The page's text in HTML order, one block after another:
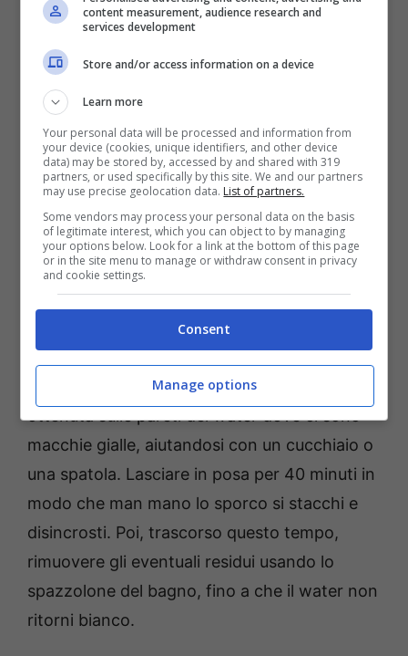
Si tratta infatti di:acido citrico, bicarbonato
di sodio, succo di limone e detersivo per
piatti.
Questi sono ingredienti spesso usati
per svolgere le faccende domestiche in
maniera naturale e sostenibile, o da soli o
combinati fra loro come in questo caso. Le
proporzioni da usare per togliere le macchie
gialle nel water sono: mezza tazza di acido
citrico, mezza tazza di bicarbonato di sodio,
succo di un limone e qualche goccia di
Sarà sufficiente mescolare tutti gli ingredienti
in un contenitore e applicare la miscela
ottenuta sulle pareti del water dove ci sono
macchie gialle, aiutandosi con un cucchiaio o
una spatola. Lasciare in posa per 40 minuti in
modo che man mano lo sporco si stacchi e
disincrosti. Poi, trascorso questo tempo,
rimuovere gli eventuali residui usando lo
spazzolone del bagno, fino a che il water non
ritorni bianco.
content measurement, audience research and
services development
Store and/or access information on a device
Learn more
Your personal data will be processed and information from
your device (cookies, unique identifiers, and other device
data) may be stored by, accessed by and shared with 319
partners, or used specifically by this site. We and our partners
may use precise geolocation data. List of partners.
Some vendors may process your personal data on the basis
of legitimate interest, which you can object to by managing
your options below. Look for a link at the bottom of this page
or in the site menu to manage or withdraw consent in privacy
and cookie settings.
Consent
Manage options